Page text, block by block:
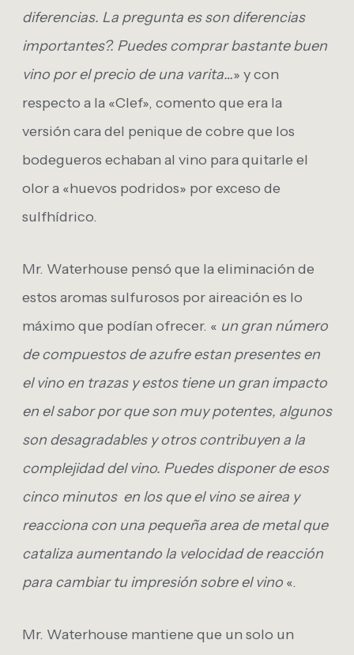
diferencias. La pregunta es son diferencias
importantes?. Puedes comprar bastante buen
vino por el precio de una varita…» y con
respecto a la «Clef», comento que era la
versión cara del penique de cobre que los
bodegueros echaban al vino para quitarle el
olor a «huevos podridos» por exceso de
sulfhídrico.
Mr. Waterhouse pensó que la eliminación de
estos aromas sulfurosos por aireación es lo
máximo que podían ofrecer. « un gran número
de compuestos de azufre estan presentes en
el vino en trazas y estos tiene un gran impacto
en el sabor por que son muy potentes, algunos
son desagradables y otros contribuyen a la
complejidad del vino. Puedes disponer de esos
cinco minutos en los que el vino se airea y
reacciona con una pequeña area de metal que
cataliza aumentando la velocidad de reacción
para cambiar tu impresión sobre el vino «.
Mr. Waterhouse mantiene que un solo un